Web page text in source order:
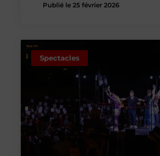
Publié le 25 février 2026
Spectacles